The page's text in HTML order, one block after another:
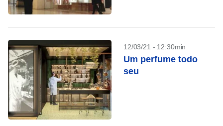
12/03/21 - 12:30min
Um perfume todo
seu